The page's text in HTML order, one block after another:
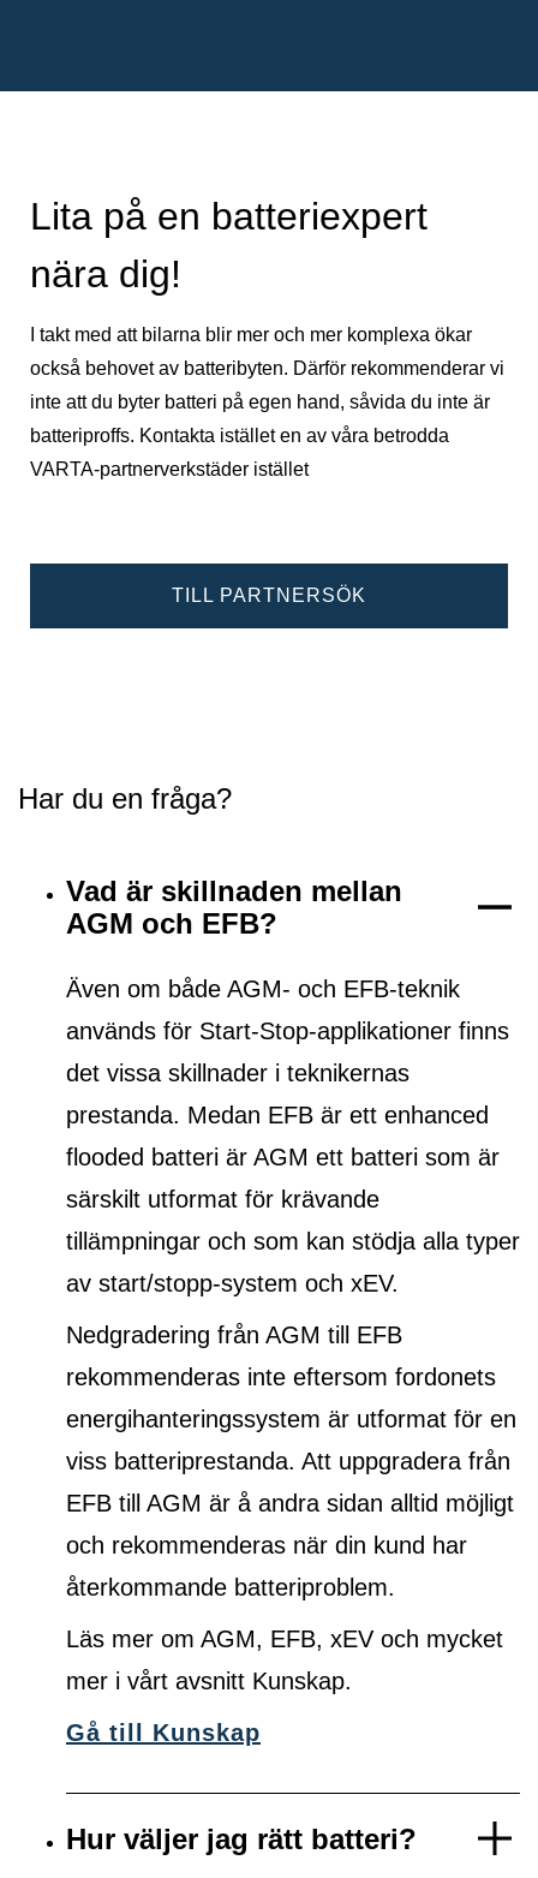
Lita på en batteriexpert
nära dig!
I takt med att bilarna blir mer och mer komplexa ökar
också behovet av batteribyten. Därför rekommenderar vi
inte att du byter batteri på egen hand, såvida du inte är
batteriproffs. Kontakta istället en av våra betrodda
VARTA-partnerverkstäder istället
TILL PARTNERSÖK
Har du en fråga?
Vad är skillnaden mellan
AGM och EFB?
Även om både AGM- och EFB-teknik
används för Start-Stop-applikationer finns
det vissa skillnader i teknikernas
prestanda. Medan EFB är ett enhanced
flooded batteri är AGM ett batteri som är
särskilt utformat för krävande
tillämpningar och som kan stödja alla typer
av start/stopp-system och xEV.
Nedgradering från AGM till EFB
rekommenderas inte eftersom fordonets
energihanteringssystem är utformat för en
viss batteriprestanda. Att uppgradera från
EFB till AGM är å andra sidan alltid möjligt
och rekommenderas när din kund har
återkommande batteriproblem.
Läs mer om AGM, EFB, xEV och mycket
mer i vårt avsnitt Kunskap.
Gå till Kunskap
Hur väljer jag rätt batteri?